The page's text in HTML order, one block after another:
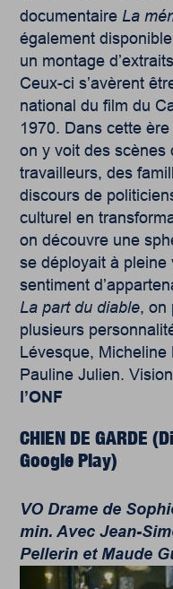
documentaire La
également
un montage
Ceux-ci s’avèrent
national du film du
1970. Dans cette
on y voit des scènes
travailleurs, des
discours de
culturel en
on découvre une
se déployait à pleine
sentiment
La part du diable, on
plusieurs
Lévesque,
Pauline Julien.
l’ONF
CHIEN DE GARDE (
Google Play)
VO Drame de
min. Avec Jean-
Pellerin et Maude